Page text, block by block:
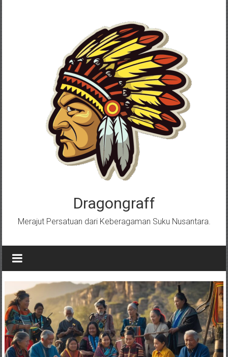
Dragongraff
Merajut Persatuan dari Keberagaman Suku Nusantara.